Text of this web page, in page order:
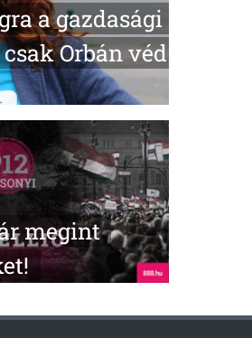
a gazdasági
Orbán véd
megint